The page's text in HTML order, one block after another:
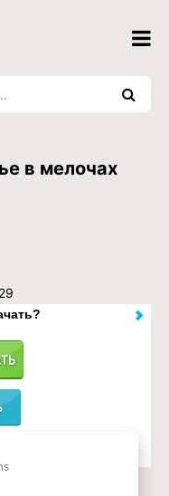
в мелочах
сервису